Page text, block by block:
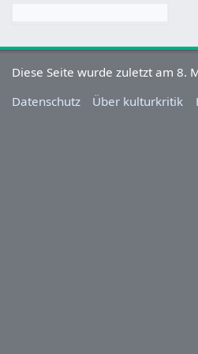
Diese Seite wurde zuletzt am 8.
Datenschutz
Über kulturkritik